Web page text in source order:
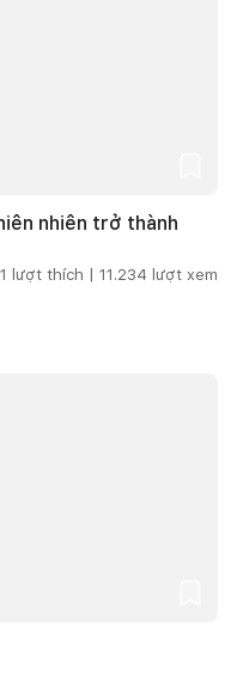
nhiên trở thành
1 lượt thích | 11.234 lượt xem